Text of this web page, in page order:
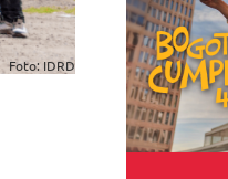
Foto: IDRD